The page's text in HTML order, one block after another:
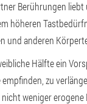
Berührungen
höheren
und anderen
Hälfte ein
zu
weniger